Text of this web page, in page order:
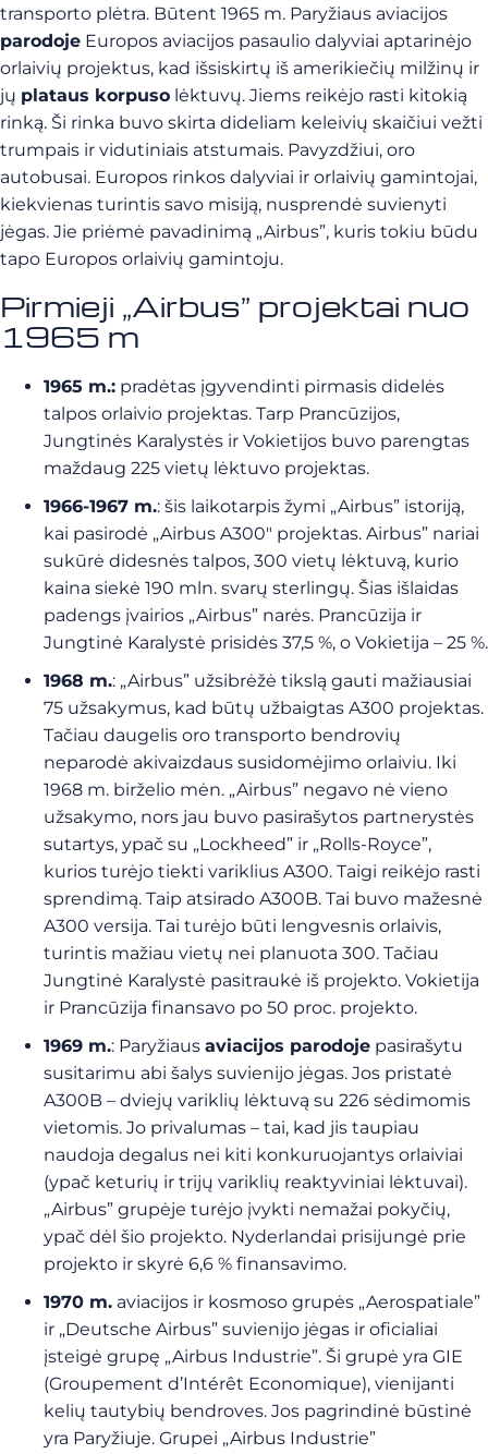
transporto plėtra. Būtent 1965 m. Paryžiaus aviacijos
parodoje Europos aviacijos pasaulio dalyviai aptarinėjo
orlaivių projektus, kad išsiskirtų iš amerikiečių milžinų ir
jų plataus korpuso lėktuvų. Jiems reikėjo rasti kitokią
rinką. Ši rinka buvo skirta dideliam keleivių skaičiui vežti
trumpais ir vidutiniais atstumais. Pavyzdžiui, oro
autobusai. Europos rinkos dalyviai ir orlaivių gamintojai,
kiekvienas turintis savo misiją, nusprendė suvienyti
jėgas. Jie priėmė pavadinimą „Airbus”, kuris tokiu būdu
tapo Europos orlaivių gamintoju.
Pirmieji „Airbus” projektai nuo
1965 m
1965 m.: pradėtas įgyvendinti pirmasis didelės
talpos orlaivio projektas. Tarp Prancūzijos,
Jungtinės Karalystės ir Vokietijos buvo parengtas
maždaug 225 vietų lėktuvo projektas.
1966-1967 m.: šis laikotarpis žymi „Airbus” istoriją,
kai pasirodė „Airbus A300″ projektas. Airbus” nariai
sukūrė didesnės talpos, 300 vietų lėktuvą, kurio
kaina siekė 190 mln. svarų sterlingų. Šias išlaidas
padengs įvairios „Airbus” narės. Prancūzija ir
Jungtinė Karalystė prisidės 37,5 %, o Vokietija – 25 %.
1968 m.: „Airbus” užsibrėžė tikslą gauti mažiausiai
75 užsakymus, kad būtų užbaigtas A300 projektas.
Tačiau daugelis oro transporto bendrovių
neparodė akivaizdaus susidomėjimo orlaiviu. Iki
1968 m. birželio mėn. „Airbus” negavo nė vieno
užsakymo, nors jau buvo pasirašytos partnerystės
sutartys, ypač su „Lockheed” ir „Rolls-Royce”,
kurios turėjo tiekti variklius A300. Taigi reikėjo rasti
sprendimą. Taip atsirado A300B. Tai buvo mažesnė
A300 versija. Tai turėjo būti lengvesnis orlaivis,
turintis mažiau vietų nei planuota 300. Tačiau
Jungtinė Karalystė pasitraukė iš projekto. Vokietija
ir Prancūzija finansavo po 50 proc. projekto.
1969 m.: Paryžiaus aviacijos parodoje pasirašytu
susitarimu abi šalys suvienijo jėgas. Jos pristatė
A300B – dviejų variklių lėktuvą su 226 sėdimomis
vietomis. Jo privalumas – tai, kad jis taupiau
naudoja degalus nei kiti konkuruojantys orlaiviai
(ypač keturių ir trijų variklių reaktyviniai lėktuvai).
„Airbus” grupėje turėjo įvykti nemažai pokyčių,
ypač dėl šio projekto. Nyderlandai prisijungė prie
projekto ir skyrė 6,6 % finansavimo.
1970 m. aviacijos ir kosmoso grupės „Aerospatiale”
ir „Deutsche Airbus” suvienijo jėgas ir oficialiai
įsteigė grupę „Airbus Industrie”. Ši grupė yra GIE
(Groupement d’Intérêt Economique), vienijanti
kelių tautybių bendroves. Jos pagrindinė būstinė
yra Paryžiuje. Grupei „Airbus Industrie”